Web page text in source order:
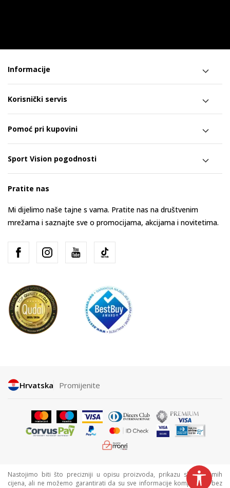
Informacije
Korisnički servis
Pomoć pri kupovini
Sport Vision pogodnosti
Pratite nas
Mi dijelimo naše tajne s vama. Pratite nas na društvenim
mrežama i saznajte sve o promocijama, akcijama i novitetima.
Hrvatska Promijenite
Nastojimo biti što precizniji u opisu proizvoda, prikazu slika i samih
cijena, ali ne možemo garantirati da su sve informacije kompletne i bez